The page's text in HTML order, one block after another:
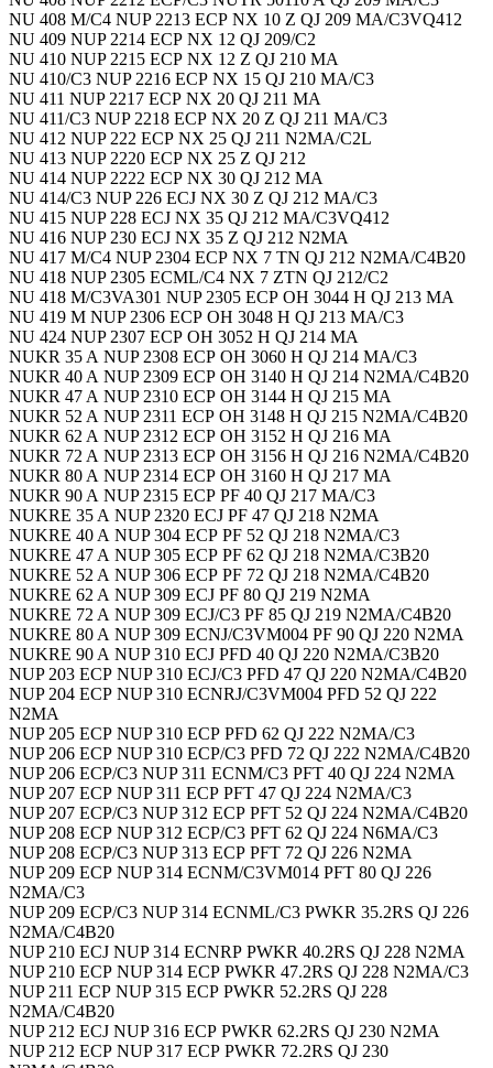
NU 408 M/C4 NUP 2213 ECP NX 10 Z QJ 209 MA/C3VQ412
NU 409 NUP 2214 ECP NX 12 QJ 209/C2
NU 410 NUP 2215 ECP NX 12 Z QJ 210 MA
NU 410/C3 NUP 2216 ECP NX 15 QJ 210 MA/C3
NU 411 NUP 2217 ECP NX 20 QJ 211 MA
NU 411/C3 NUP 2218 ECP NX 20 Z QJ 211 MA/C3
NU 412 NUP 222 ECP NX 25 QJ 211 N2MA/C2L
NU 413 NUP 2220 ECP NX 25 Z QJ 212
NU 414 NUP 2222 ECP NX 30 QJ 212 MA
NU 414/C3 NUP 226 ECJ NX 30 Z QJ 212 MA/C3
NU 415 NUP 228 ECJ NX 35 QJ 212 MA/C3VQ412
NU 416 NUP 230 ECJ NX 35 Z QJ 212 N2MA
NU 417 M/C4 NUP 2304 ECP NX 7 TN QJ 212 N2MA/C4B20
NU 418 NUP 2305 ECML/C4 NX 7 ZTN QJ 212/C2
NU 418 M/C3VA301 NUP 2305 ECP OH 3044 H QJ 213 MA
NU 419 M NUP 2306 ECP OH 3048 H QJ 213 MA/C3
NU 424 NUP 2307 ECP OH 3052 H QJ 214 MA
NUKR 35 A NUP 2308 ECP OH 3060 H QJ 214 MA/C3
NUKR 40 A NUP 2309 ECP OH 3140 H QJ 214 N2MA/C4B20
NUKR 47 A NUP 2310 ECP OH 3144 H QJ 215 MA
NUKR 52 A NUP 2311 ECP OH 3148 H QJ 215 N2MA/C4B20
NUKR 62 A NUP 2312 ECP OH 3152 H QJ 216 MA
NUKR 72 A NUP 2313 ECP OH 3156 H QJ 216 N2MA/C4B20
NUKR 80 A NUP 2314 ECP OH 3160 H QJ 217 MA
NUKR 90 A NUP 2315 ECP PF 40 QJ 217 MA/C3
NUKRE 35 A NUP 2320 ECJ PF 47 QJ 218 N2MA
NUKRE 40 A NUP 304 ECP PF 52 QJ 218 N2MA/C3
NUKRE 47 A NUP 305 ECP PF 62 QJ 218 N2MA/C3B20
NUKRE 52 A NUP 306 ECP PF 72 QJ 218 N2MA/C4B20
NUKRE 62 A NUP 309 ECJ PF 80 QJ 219 N2MA
NUKRE 72 A NUP 309 ECJ/C3 PF 85 QJ 219 N2MA/C4B20
NUKRE 80 A NUP 309 ECNJ/C3VM004 PF 90 QJ 220 N2MA
NUKRE 90 A NUP 310 ECJ PFD 40 QJ 220 N2MA/C3B20
NUP 203 ECP NUP 310 ECJ/C3 PFD 47 QJ 220 N2MA/C4B20
NUP 204 ECP NUP 310 ECNRJ/C3VM004 PFD 52 QJ 222
N2MA
NUP 205 ECP NUP 310 ECP PFD 62 QJ 222 N2MA/C3
NUP 206 ECP NUP 310 ECP/C3 PFD 72 QJ 222 N2MA/C4B20
NUP 206 ECP/C3 NUP 311 ECNM/C3 PFT 40 QJ 224 N2MA
NUP 207 ECP NUP 311 ECP PFT 47 QJ 224 N2MA/C3
NUP 207 ECP/C3 NUP 312 ECP PFT 52 QJ 224 N2MA/C4B20
NUP 208 ECP NUP 312 ECP/C3 PFT 62 QJ 224 N6MA/C3
NUP 208 ECP/C3 NUP 313 ECP PFT 72 QJ 226 N2MA
NUP 209 ECP NUP 314 ECNM/C3VM014 PFT 80 QJ 226
N2MA/C3
NUP 209 ECP/C3 NUP 314 ECNML/C3 PWKR 35.2RS QJ 226
N2MA/C4B20
NUP 210 ECJ NUP 314 ECNRP PWKR 40.2RS QJ 228 N2MA
NUP 210 ECP NUP 314 ECP PWKR 47.2RS QJ 228 N2MA/C3
NUP 211 ECP NUP 315 ECP PWKR 52.2RS QJ 228
N2MA/C4B20
NUP 212 ECJ NUP 316 ECP PWKR 62.2RS QJ 230 N2MA
NUP 212 ECP NUP 317 ECP PWKR 72.2RS QJ 230